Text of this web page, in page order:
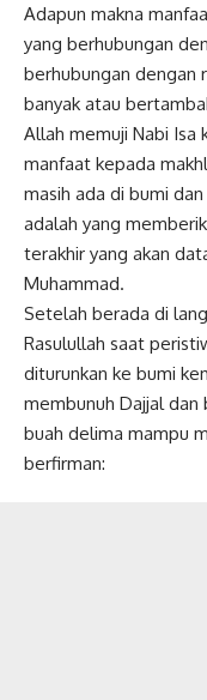
Adapun makna
yang berhubungan
berhubungan dengan
banyak atau
Allah memuji Nabi Isa
manfaat kepada
masih ada di bumi
adalah yang
terakhir yang akan
Muhammad.
Setelah berada di
Rasulullah saat
diturunkan ke bumi
membunuh Dajjal dan
buah delima mampu
berfirman: